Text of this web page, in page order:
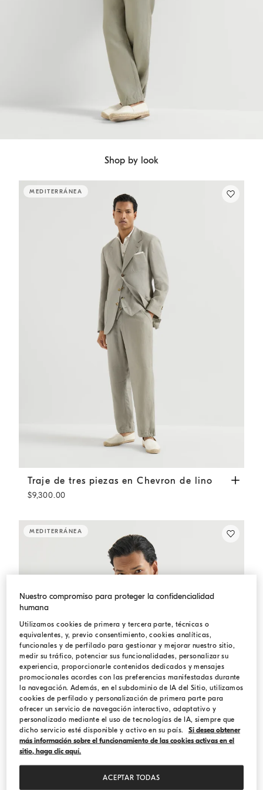
Shop by look
MEDITERRÁNEA
Traje de tres piezas en Chevron de lino Salvia
Traje de tres piezas en Chevron de lino
$9,300.00
MEDITERRÁNEA
Nuestro compromiso para proteger la confidencialidad
humana
Utilizamos cookies de primera y tercera parte, técnicas o
equivalentes, y, previo consentimiento, cookies analíticas,
funcionales y de perfilado para gestionar y mejorar nuestro sitio,
medir su tráfico, potenciar sus funcionalidades, personalizar su
experiencia, proporcionarle contenidos dedicados y mensajes
promocionales acordes con las preferencias manifestadas durante
la navegación. Además, en el subdominio de IA del Sitio, utilizamos
cookies de perfilado y personalización de primera parte para
ofrecer un servicio de navegación interactivo, adaptativo y
personalizado mediante el uso de tecnologías de IA, siempre que
dicho servicio esté disponible y activo en su país.
Si desea obtener
más información sobre el funcionamiento de las cookies activas en el
sitio, haga clic aquí.
ACEPTAR TODAS